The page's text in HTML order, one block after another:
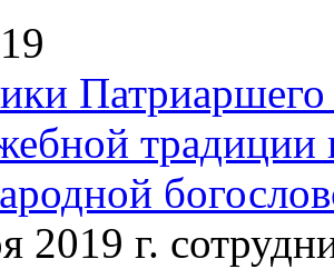
Патриаршего
2019 г.